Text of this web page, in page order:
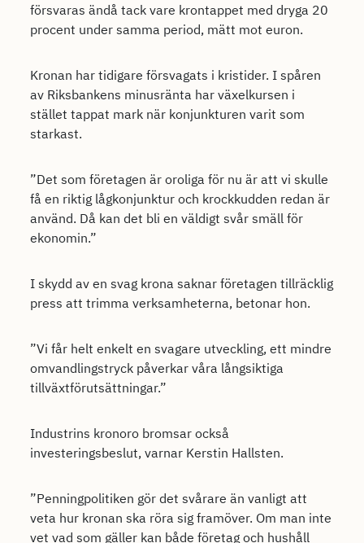
försvaras ändå tack vare krontappet med dryga 20
procent under samma period, mätt mot euron.
Kronan har tidigare försvagats i kristider. I spåren
av Riksbankens minusränta har växelkursen i
stället tappat mark när konjunkturen varit som
starkast.
”Det som företagen är oroliga för nu är att vi skulle
få en riktig lågkonjunktur och krockkudden redan är
använd. Då kan det bli en väldigt svår smäll för
ekonomin.”
I skydd av en svag krona saknar företagen tillräcklig
press att trimma verksamheterna, betonar hon.
”Vi får helt enkelt en svagare utveckling, ett mindre
omvandlingstryck påverkar våra långsiktiga
tillväxtförutsättningar.”
Industrins kronoro bromsar också
investeringsbeslut, varnar Kerstin Hallsten.
”Penningpolitiken gör det svårare än vanligt att
veta hur kronan ska röra sig framöver. Om man inte
vet vad som gäller kan både företag och hushåll